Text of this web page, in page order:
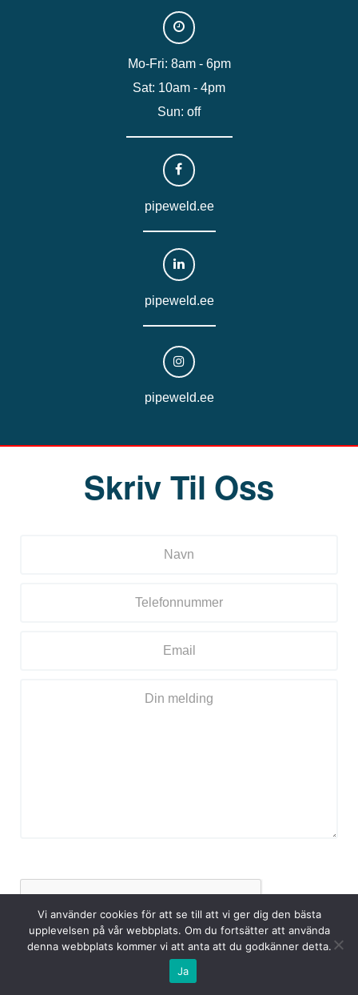
Skriv Til Oss
Mo-Fri: 8am - 6pm
Sat: 10am - 4pm
Sun: off
pipeweld.ee
pipeweld.ee
pipeweld.ee
Vi använder cookies för att se till att vi ger dig den bästa
upplevelsen på vår webbplats. Om du fortsätter att använda
denna webbplats kommer vi att anta att du godkänner detta.
Ja